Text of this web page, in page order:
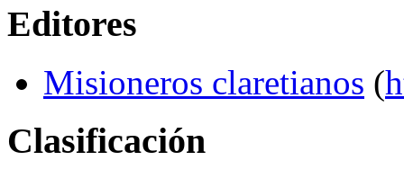
Editores
Misioneros claretianos (
Clasificación